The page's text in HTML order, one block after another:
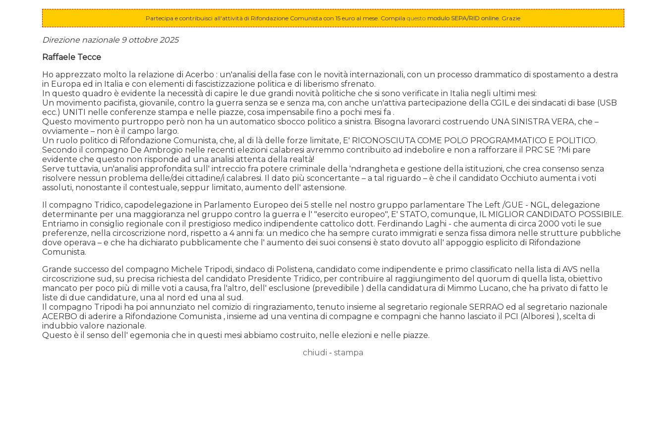
Partecipa e contribuisci all'attività di Rifondazione Comunista con 15 euro al mese. Compila questo modulo SEPA/RID online. Grazie
Direzione nazionale 9 ottobre 2025
Raffaele Tecce
Ho apprezzato molto la relazione di Acerbo : un'analisi della fase con le novità internazionali, con un processo drammatico di spostamento a destra
in Europa ed in Italia e con elementi di fascistizzazione politica e di liberismo sfrenato.
In questo quadro è evidente la necessità di capire le due grandi novità politiche che si sono verificate in Italia negli ultimi mesi:
Un movimento pacifista, giovanile, contro la guerra senza se e senza ma, con anche un'attiva partecipazione della CGIL e dei sindacati di base (USB
ecc.) UNITI nelle conferenze stampa e nelle piazze, cosa impensabile fino a pochi mesi fa .
Questo movimento purtroppo però non ha un automatico sbocco politico a sinistra. Bisogna lavorarci costruendo UNA SINISTRA VERA, che –
ovviamente – non è il campo largo.
Un ruolo politico di Rifondazione Comunista, che, al di là delle forze limitate, E' RICONOSCIUTA COME POLO PROGRAMMATICO E POLITICO.
Secondo il compagno De Ambrogio nelle recenti elezioni calabresi avremmo contribuito ad indebolire e non a rafforzare il PRC SE ?Mi pare
evidente che questo non risponde ad una analisi attenta della realtà!
Serve tuttavia, un'analisi approfondita sull' intreccio fra potere criminale della 'ndrangheta e gestione della istituzioni, che crea consenso senza
risolvere nessun problema delle/dei cittadine/i calabresi. Il dato più sconcertante – a tal riguardo – è che il candidato Occhiuto aumenta i voti
assoluti, nonostante il contestuale, seppur limitato, aumento dell' astensione.
Il compagno Tridico, capodelegazione in Parlamento Europeo dei 5 stelle nel nostro gruppo parlamentare The Left /GUE - NGL, delegazione
determinante per una maggioranza nel gruppo contro la guerra e l' "esercito europeo", E' STATO, comunque, IL MIGLIOR CANDIDATO POSSIBILE.
Entriamo in consiglio regionale con il prestigioso medico indipendente cattolico dott. Ferdinando Laghi - che aumenta di circa 2000 voti le sue
preferenze, nella circoscrizione nord, rispetto a 4 anni fa: un medico che ha sempre curato immigrati e senza fissa dimora nelle strutture pubbliche
dove operava – e che ha dichiarato pubblicamente che l' aumento dei suoi consensi è stato dovuto all' appoggio esplicito di Rifondazione
Comunista.
Grande successo del compagno Michele Tripodi, sindaco di Polistena, candidato come indipendente e primo classificato nella lista di AVS nella
circoscrizione sud, su precisa richiesta del candidato Presidente Tridico, per contribuire al raggiungimento del quorum di quella lista, obiettivo
mancato per poco più di mille voti a causa, fra l'altro, dell' esclusione (prevedibile ) della candidatura di Mimmo Lucano, che ha privato di fatto le
liste di due candidature, una al nord ed una al sud.
Il compagno Tripodi ha poi annunziato nel comizio di ringraziamento, tenuto insieme al segretario regionale SERRAO ed al segretario nazionale
ACERBO di aderire a Rifondazione Comunista , insieme ad una ventina di compagne e compagni che hanno lasciato il PCI (Alboresi ), scelta di
indubbio valore nazionale.
Questo è il senso dell' egemonia che in questi mesi abbiamo costruito, nelle elezioni e nelle piazze.
chiudi - stampa